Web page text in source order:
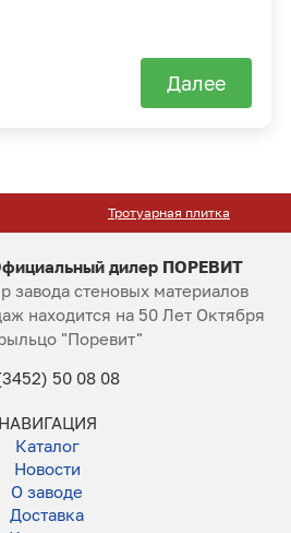
Далее
Тротуарная плитка
дилер ПОРЕВИТ
завода стеновых материалов
находится на 50 Лет Октября
"Поревит"
50 08 08
НАВИГАЦИЯ
Каталог
Новости
О заводе
Доставка